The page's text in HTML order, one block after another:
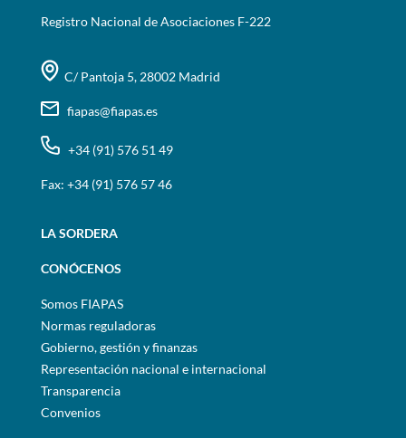
Registro Nacional de Asociaciones F-222
C/ Pantoja 5, 28002 Madrid
fiapas@fiapas.es
+34 (91) 576 51 49
Fax: +34 (91) 576 57 46
LA SORDERA
CONÓCENOS
Somos FIAPAS
Normas reguladoras
Gobierno, gestión y finanzas
Representación nacional e internacional
Transparencia
Convenios